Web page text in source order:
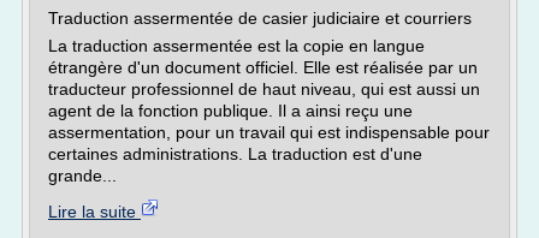
Traduction assermentée de casier judiciaire et courriers
La traduction assermentée est la copie en langue
étrangère d'un document officiel. Elle est réalisée par un
traducteur professionnel de haut niveau, qui est aussi un
agent de la fonction publique. Il a ainsi reçu une
assermentation, pour un travail qui est indispensable pour
certaines administrations. La traduction est d'une
grande...
Lire la suite